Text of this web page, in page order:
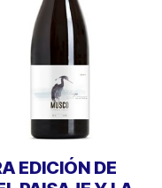
EDICIÓN DE